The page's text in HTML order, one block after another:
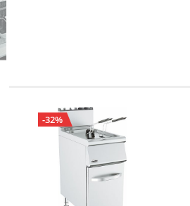
-32%